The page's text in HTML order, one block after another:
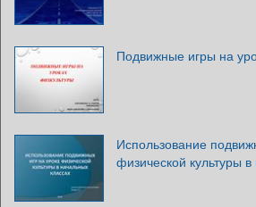
Подвижные игры на
Использование
физической культуры